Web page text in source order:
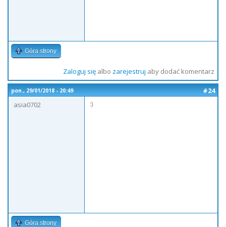
Góra strony
Zaloguj sięalbo zarejestruj aby dodać komentarz
pon., 29/01/2018 - 20:49
#24
asia0702
:)
Góra strony